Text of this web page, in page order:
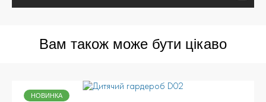
Вам також може бути цікаво
НОВИНКА